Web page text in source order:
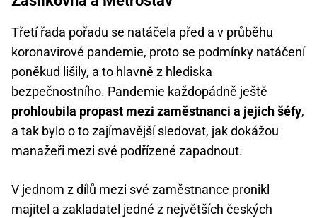
Třetí řada pořadu se natáčela před a v průběhu
koronavirové pandemie, proto se podmínky natáčení
poněkud lišily, a to hlavně z hlediska
bezpečnostního. Pandemie každopádně ještě
prohloubila propast mezi zaměstnanci a jejich šéfy,
a tak bylo o to zajímavější sledovat, jak dokážou
manažeři mezi své podřízené zapadnout.
V jednom z dílů mezi své zaměstnance pronikl
majitel a zakladatel jedné z největších českých